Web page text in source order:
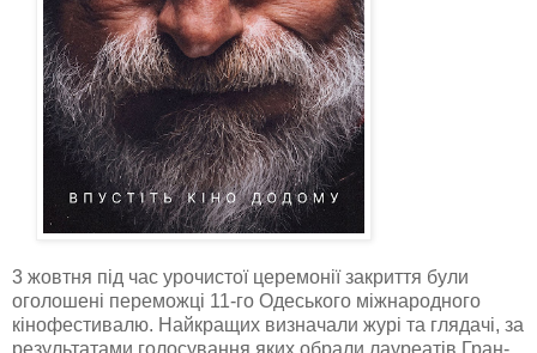
3 жовтня під час урочистої церемонії закриття були
оголошені переможці 11-го Одеського міжнародного
кінофестивалю. Найкращих визначали журі та глядачі, за
результатами голосування яких обрали лауреатів Гран-